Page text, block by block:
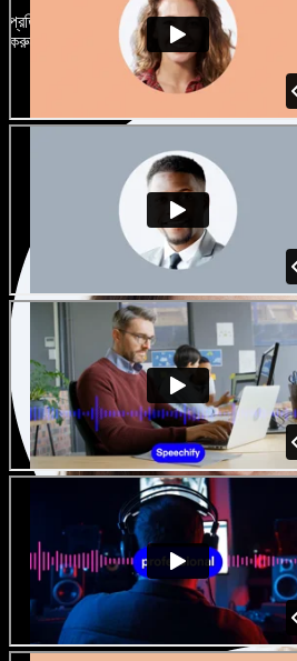
প্রতিটি প্রজেক্টকে আলাদা শোনাতে দিন। শত শত
করুন, নিজের মতো টিউন করুন।